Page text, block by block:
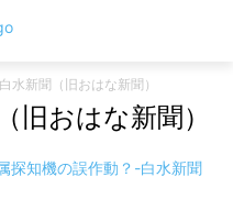
水新聞（旧おはな新聞）
旧おはな新聞）